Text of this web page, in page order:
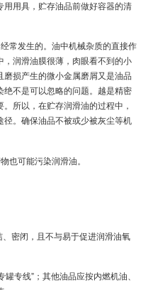
用具，贮存油品前做好容器的清
常发生的。油中机械杂质的直接作
，润滑油膜很薄，肉眼看不到的小
损产生的微小金属磨屑又是油品
不是可以忽略的问题。越是精密
所以，在贮存润滑油的过程中，
。确保油品不被或少被灰尘等机
也可能污染润滑油。
密闭，且不与易于促进润滑油氧
专线”；其他油品应按内燃机油、